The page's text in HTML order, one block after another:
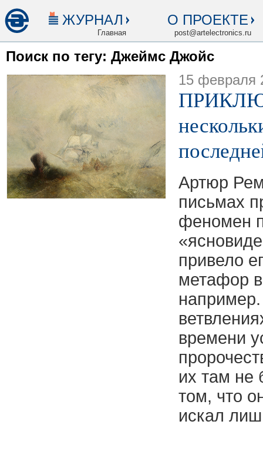
ЖУРНАЛ
Главная
О ПРОЕКТЕ
post@artelectronics.ru
Поиск по тегу: Джеймс Джойс
15 февраля
Артюр
письмах
феномен
привело
метафор
времени
их там
том, что
искал